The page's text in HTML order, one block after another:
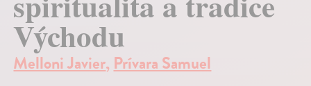
Východu
Melloni Javier, Prívara Samuel